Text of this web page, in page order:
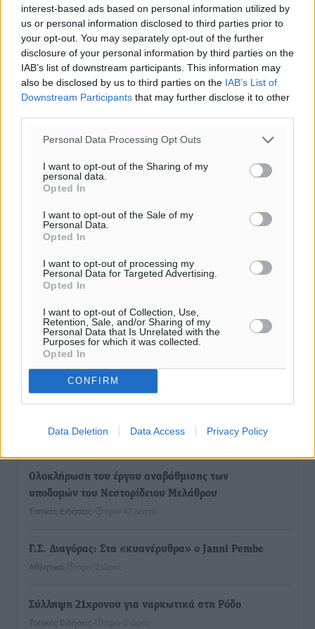
interest-based ads based on personal information utilized by
us or personal information disclosed to third parties prior to
your opt-out. You may separately opt-out of the further
disclosure of your personal information by third parties on the
IAB’s list of downstream participants. This information may
also be disclosed by us to third parties on the IAB’s List of
Downstream Participants that may further disclose it to other
Personal Data Processing Opt Outs
I want to opt-out of the Sharing of my
personal data.
Opted In
I want to opt-out of the Sale of my
Personal Data.
Opted In
I want to opt-out of processing my
Personal Data for Targeted Advertising.
Opted In
I want to opt-out of Collection, Use,
Retention, Sale, and/or Sharing of my
Personal Data that Is Unrelated with the
Purposes for which it was collected.
Opted In
CONFIRM
Data Deletion Data Access Privacy Policy
Ροή ειδήσεων
Ιππότες: Με το βλέμμα στραμμένο στο μέλλον
Αθλητικά• πριν 1 λεπτό
ΠΑΜΕ ΣΤΟΙΧΗΜΑ: Περισσότερα από 95 εκατομμύρια
Αθλητικά• πριν 21 λεπτά
Ολοκλήρωση του έργου αναβάθμισης των
υποδομών του Νεστορίδειου Μελάθρου
Τοπικές Ειδήσεις πριν 47 λεπτά
Γ.Σ. Διαγόρας: Στα «κυανέρυθρα» ο Janni Pembe
Αθλητικά πριν 2 ώρες
Σύλληψη 21χρονου για ναρκωτικά στη Ρόδο
Τοπικές Ειδήσεις πριν 2 ώρες